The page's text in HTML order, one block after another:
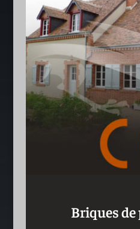
Briques